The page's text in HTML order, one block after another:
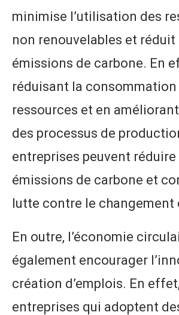
minimise l’utilisation des
non renouvelables et réduit
émissions de carbone. En
réduisant la consommation
ressources et en
des processus de
entreprises peuvent réduire
émissions de carbone et
lutte contre le changement
En outre, l’économie
également encourager
création d’emplois. En
entreprises qui adoptent